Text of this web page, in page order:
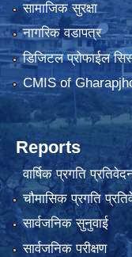
सामाजिक सुरक्षा
नागरिक वडापत्र
डिजिटल प्रोफाईल
CMIS of
Reports
वार्षिक प्रगति
चौमासिक प्रगति
सार्वजनिक सुनुवाई
सार्वजनिक परीक्षण